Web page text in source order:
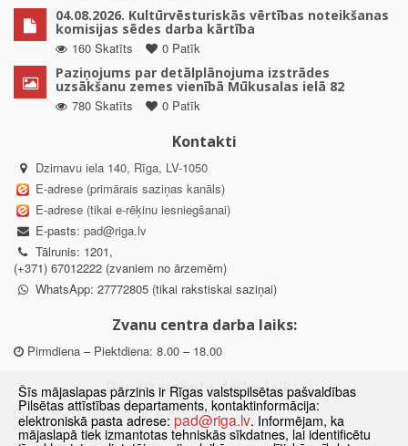
04.08.2026. Kultūrvēsturiskās vērtības noteikšanas
komisijas sēdes darba kārtība
160 Skatīts
0 Patīk
Paziņojums par detālplānojuma izstrādes
uzsākšanu zemes vienībā Mūkusalas ielā 82
780 Skatīts
0 Patīk
Kontakti
Dzirnavu iela 140, Rīga, LV-1050
E-adrese (primārais saziņas kanāls)
E-adrese (tikai e-rēķinu iesniegšanai)
E-pasts: pad@riga.lv
Tālrunis: 1201,
(+371) 67012222 (zvaniem no ārzemēm)
WhatsApp: 27772805 (tikai rakstiskai saziņai)
Zvanu centra darba laiks:
Pirmdiena – Piektdiena: 8.00 – 18.00
Departamenta darba laiks:
Pirmdiena, Ceturtdiena: 8.30 – 18.00
Otrdiena, Trešdiena: 8.30 – 17.00
Šīs mājaslapas pārzinis ir Rīgas valstspilsētas pašvaldības
Pilsētas attīstības departaments, kontaktinformācija:
elektroniskā pasta adrese: pad@riga.lv. Informējam, ka
mājaslapā tiek izmantotas tehniskās sīkdatnes, lai identificētu